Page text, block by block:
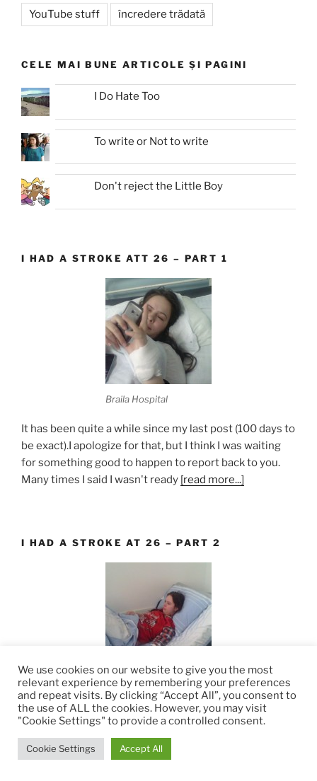
YouTube stuff încredere trădată
CELE MAI BUNE ARTICOLE ȘI PAGINI
I Do Hate Too
To write or Not to write
Don't reject the Little Boy
I HAD A STROKE ATT 26 – PART 1
Braila Hospital
It has been quite a while since my last post (100 days to
be exact).I apologize for that, but I think I was waiting
for something good to happen to report back to you.
Many times I said I wasn't ready [read more...]
I HAD A STROKE AT 26 – PART 2
Hospital in Bucharest
Thank you for coming back to read my story. If you are
new here you should refer to
the story. Last time I said that I had to see a specialist in
infectious diseases[read more...]
We use cookies on our website to give you the most
relevant experience by remembering your preferences
and repeat visits. By clicking “Accept All”, you consent to
the use of ALL the cookies. However, you may visit
"Cookie Settings" to provide a controlled consent.
Cookie Settings Accept All